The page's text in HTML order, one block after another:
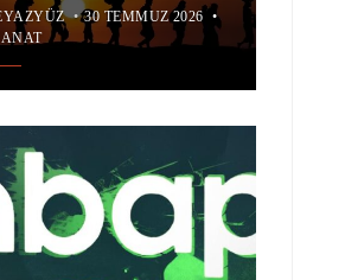
• 30 TEMMUZ 2026 •